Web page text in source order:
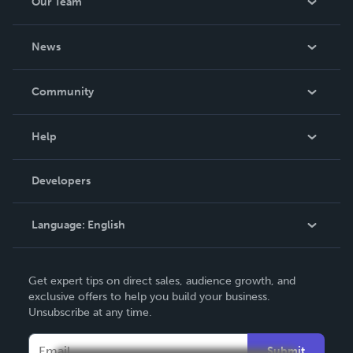
News
In The News
Community
Podcast
Help
Order Lookup
Knowledge Base
Contact Support
Developers
Language: English
Deutsch
Français
Italiano
Get expert tips on direct sales, audience growth, and
exclusive offers to help you build your business.
Unsubscribe at any time.